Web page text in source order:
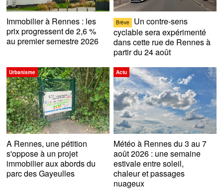
Immobilier à Rennes : les
prix progressent de 2,6 %
au premier semestre 2026
Brève
Un contre-sens
cyclable sera expérimenté
dans cette rue de Rennes à
partir du 24 août
Urbanisme
A Rennes, une pétition
s'oppose à un projet
immobilier aux abords du
parc des Gayeulles
Actu
Météo à Rennes du 3 au 7
août 2026 : une semaine
estivale entre soleil,
chaleur et passages
nuageux